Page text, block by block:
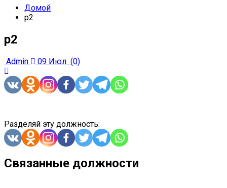
Домой
p2
p2
Admin 09 Июл (0)
Разделяй эту должность:
Связанные должности